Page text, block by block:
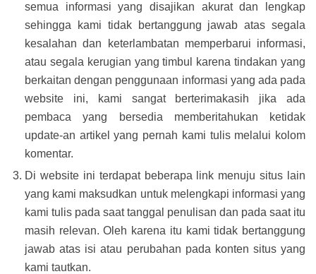
semua informasi yang disajikan akurat dan lengkap
sehingga kami tidak bertanggung jawab atas segala
kesalahan dan keterlambatan memperbarui informasi,
atau segala kerugian yang timbul karena tindakan yang
berkaitan dengan penggunaan informasi yang ada pada
website ini, kami sangat berterimakasih jika ada
pembaca yang bersedia memberitahukan ketidak
update-an artikel yang pernah kami tulis melalui kolom
komentar.
Di website ini terdapat beberapa link menuju situs lain
yang kami maksudkan untuk melengkapi informasi yang
kami tulis pada saat tanggal penulisan dan pada saat itu
masih relevan. Oleh karena itu kami tidak bertanggung
jawab atas isi atau perubahan pada konten situs yang
kami tautkan.